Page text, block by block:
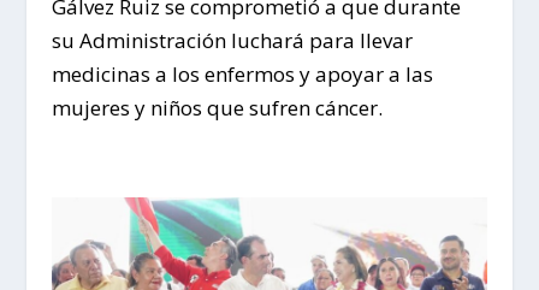
Gálvez Ruiz se comprometió a que durante
su Administración luchará para llevar
medicinas a los enfermos y apoyar a las
mujeres y niños que sufren cáncer.